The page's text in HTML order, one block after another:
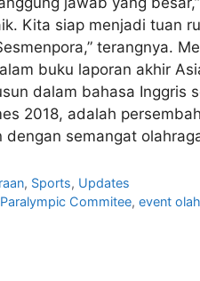
Kita siap menjadi tuan
terangnya.
buku laporan akhir
dalam bahasa
2018, adalah
semangat
, Sports, Updates
Commitee,event